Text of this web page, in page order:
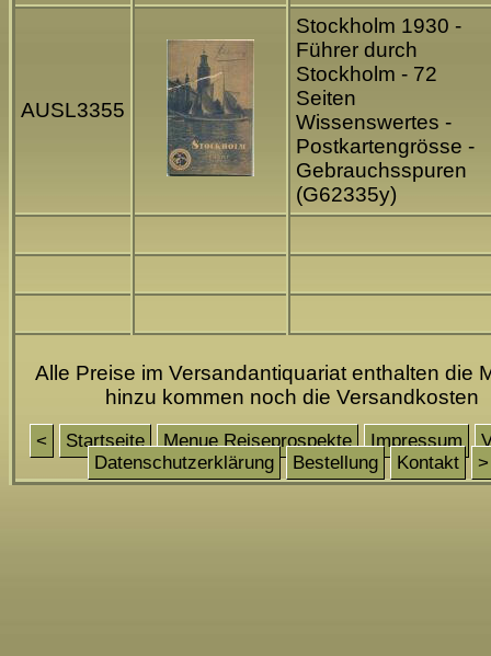
AUSL3355
Stockholm 1930 -
Führer durch
Stockholm - 72
Seiten
Wissenswertes -
Postkartengrösse -
Gebrauchsspuren
(G62335y)
Alle Preise im Versandantiquariat enthalten die
hinzu kommen noch die Versandkosten
< Startseite Menue Reiseprospekte Impressum
Datenschutzerklärung
Bestellung Kontakt >